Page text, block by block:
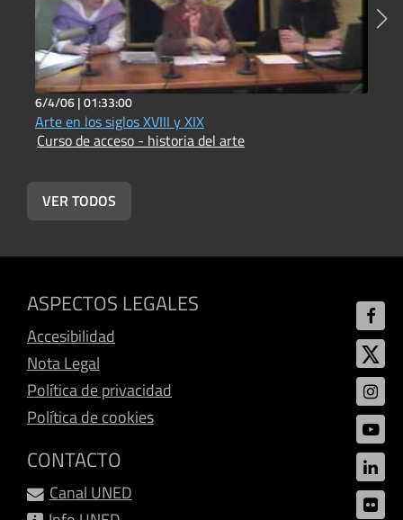
6/4/06 |01:33:00
Arte en los siglos XVIII y XIX
Curso de acceso - historia del arte
VER TODOS
ASPECTOS LEGALES
Accesibilidad
Nota Legal
Política de privacidad
Política de cookies
CONTACTO
Canal UNED